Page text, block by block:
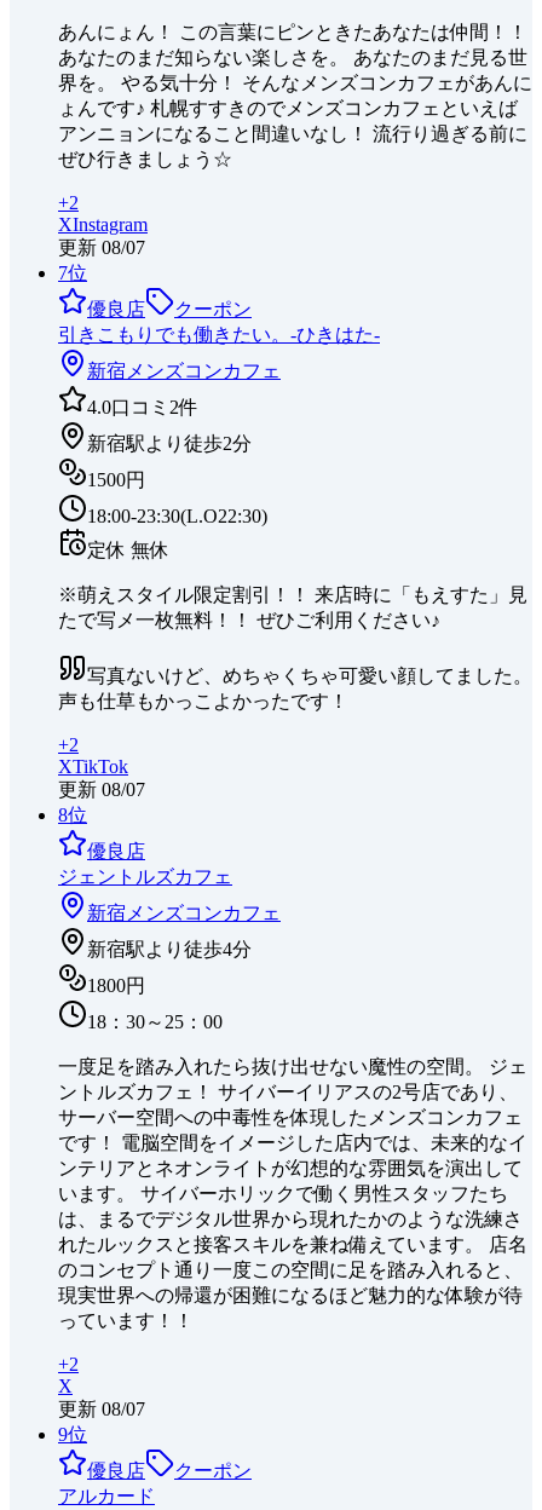
あんにょん！ この言葉にピンときたあなたは仲間！！
あなたのまだ知らない楽しさを。 あなたのまだ見る世
界を。 やる気十分！ そんなメンズコンカフェがあんに
ょんです♪ 札幌すすきのでメンズコンカフェといえば
アンニョンになること間違いなし！ 流行り過ぎる前に
ぜひ行きましょう☆
+2
XInstagram
更新 08/07
7位
優良店
クーポン
引きこもりでも働きたい。-ひきはた-
新宿 メンズコンカフェ
4.0口コミ 2件
新宿駅より徒歩2分
1500円
18:00-23:30(L.O22:30)
定休 無休
※萌えスタイル限定割引！！ 来店時に「もえすた」見
たで写メ一枚無料！！ ぜひご利用ください♪
写真ないけど、めちゃくちゃ可愛い顔してました。
声も仕草もかっこよかったです！
+2
XTikTok
更新 08/07
8位
優良店
ジェントルズカフェ
新宿 メンズコンカフェ
新宿駅より徒歩4分
1800円
18：30～25：00
一度足を踏み入れたら抜け出せない魔性の空間。 ジェ
ントルズカフェ！ サイバーイリアスの2号店であり、
サーバー空間への中毒性を体現したメンズコンカフェ
です！ 電脳空間をイメージした店内では、未来的なイ
ンテリアとネオンライトが幻想的な雰囲気を演出して
います。 サイバーホリックで働く男性スタッフたち
は、まるでデジタル世界から現れたかのような洗練さ
れたルックスと接客スキルを兼ね備えています。 店名
のコンセプト通り一度この空間に足を踏み入れると、
現実世界への帰還が困難になるほど魅力的な体験が待
っています！！
+2
X
更新 08/07
9位
優良店
クーポン
アルカード